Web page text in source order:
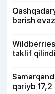
berish
taklif qilindi
qariyb